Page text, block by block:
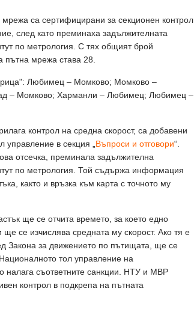
са сертифицирани за секционен контрол
след като преминаха задължителната
по метрология. С тях общият брой
пътна мрежа става 28.
Любимец – Момково; Момково –
– Момково; Харманли – Любимец; Любимец –
контрол на средна скорост, са добавени
в секция „ Въпроси и отговори“.
отсечка, преминала задължителна
по метрология. Той съдържа информация
както и връзка към карта с точното му
ще се отчита времето, за което едно
се изчислява средната му скорост. Ако тя е
Закона за движението по пътищата, ще се
тол управление на
налага съответните санкции. НТУ и МВР
контрол в подкрепа на пътната